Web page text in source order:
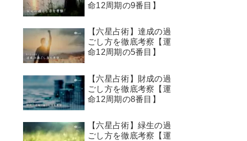
命12周期の9番目】
【六星占術】達成の過
ごし方を徹底考察【運
命12周期の5番目】
【六星占術】財成の過
ごし方を徹底考察【運
命12周期の8番目】
【六星占術】緑生の過
ごし方を徹底考察【運